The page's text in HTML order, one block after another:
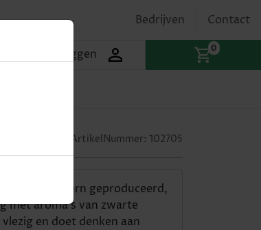
Bedrijven Contact
Inloggen 0
ArtikelNummer: 102705
is modern geproduceerd,
met aroma’s van zwarte
en doet denken aan